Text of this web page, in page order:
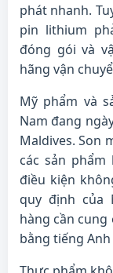
phát nhanh.
pin lithium
đóng gói và
hãng vận
Mỹ phẩm và
Nam đang
Maldives. Son
các sản
điều kiện
quy định của
hàng cần cung
bằng tiếng